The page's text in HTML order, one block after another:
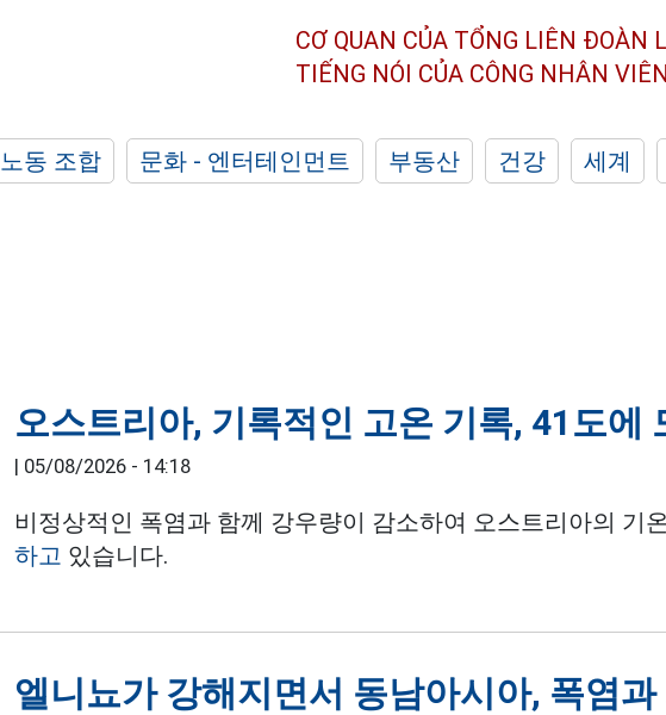
CƠ QUAN CỦA TỔNG LIÊN ĐOÀN
TIẾNG NÓI CỦA CÔNG NHÂN
노동 조합 문화 - 엔터테인먼트 부동산 건강 세계
오스트리아, 기록적인 고온 기록, 41도에
| 05/08/2026 - 14:18
비정상적인 폭염과 함께 강우량이 감소하여 오스트리아의 기
하고 있습니다.
엘니뇨가 강해지면서 동남아시아, 폭염과